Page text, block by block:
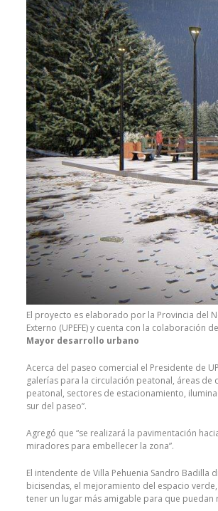
El proyecto es elaborado por la Provincia del
Externo (UPEFE) y cuenta con la colaboración
Mayor desarrollo urbano
Acerca del paseo comercial el Presidente de
galerías para la circulación peatonal, áreas
peatonal, sectores de estacionamiento,
sur del paseo”.
Agregó que “se realizará la pavimentación
miradores para embellecer la zona”.
El intendente de Villa Pehuenia Sandro
bicisendas, el mejoramiento del espacio
tener un lugar más amigable para que